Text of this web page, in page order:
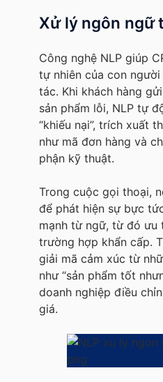
Xử lý ngôn ngữ
Công nghệ NLP giúp
tự nhiên của con
tác. Khi khách hàng
sản phẩm lỗi, NLP tự
“khiếu nại”, trích xuất
như mã đơn hàng và
phận kỹ thuật.
Trong cuộc gọi thoại,
để phát hiện sự bực
mạnh từ ngữ, từ đó ưu
trường hợp khẩn cấp.
giải mã cảm xúc từ
như “sản phẩm tốt
doanh nghiệp điều
giá.